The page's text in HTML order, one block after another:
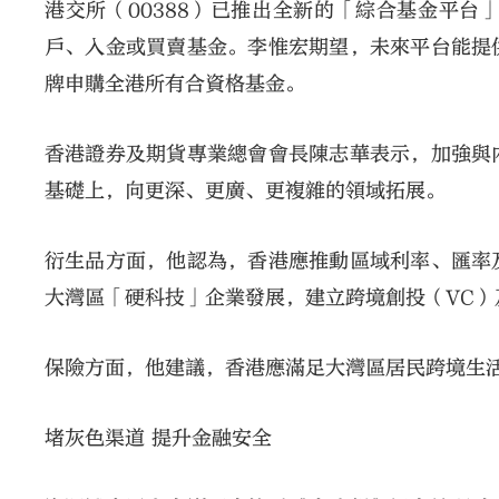
港交所（00388）已推出全新的「綜合基金平台
戶、入金或買賣基金。李惟宏期望，未來平台能
牌申購全港所有合資格基金。
香港證券及期貨專業總會會長陳志華表示，加強
基礎上，向更深、更廣、更複雜的領域拓展。
衍生品方面，他認為，香港應推動區域利率、匯
大灣區「硬科技」企業發展，建立跨境創投（VC
保險方面，他建議，香港應滿足大灣區居民跨境
堵灰色渠道 提升金融安全